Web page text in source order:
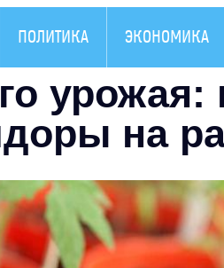
ПОЛИТИКА ЭКОНОМИКА
урожая:
на